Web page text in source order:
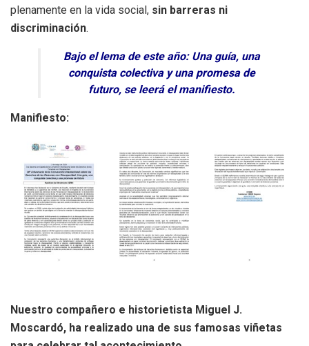
plenamente en la vida social, sin barreras ni
discriminación.
Bajo el lema de este año: Una guía, una
conquista colectiva y una promesa de
futuro, se leerá el manifiesto.
Manifiesto:
Nuestro compañero e historietista Miguel J.
Moscardó, ha realizado una de sus famosas viñetas